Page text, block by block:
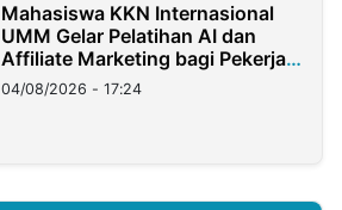
Mahasiswa KKN Internasional
UMM Gelar Pelatihan AI dan
Affiliate Marketing bagi Pekerja
Migran Indonesia di Taiwan
04/08/2026 - 17:24